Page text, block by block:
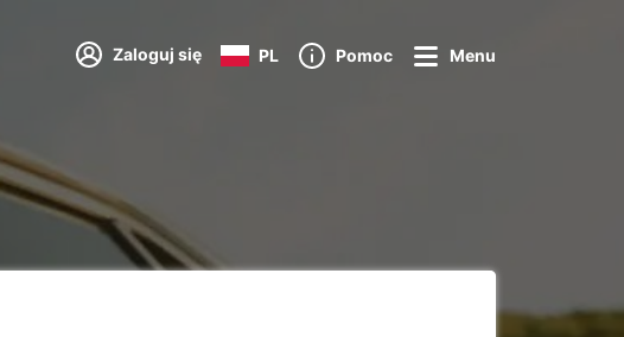
Zaloguj się PL Pomoc Menu